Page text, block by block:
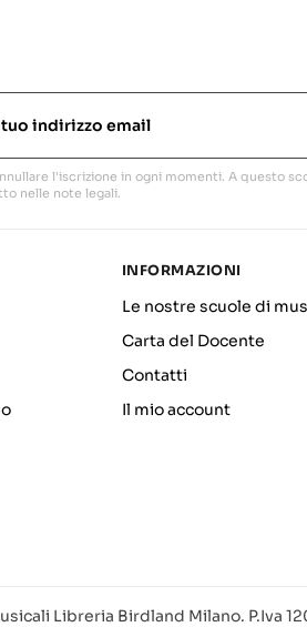
l'iscrizione in ogni momenti. A questo
nelle note legali.
INFORMAZIONI
Le nostre scuole di
Carta del Docente
Contatti
Il mio account
Libreria Birdland Milano. P.Iva